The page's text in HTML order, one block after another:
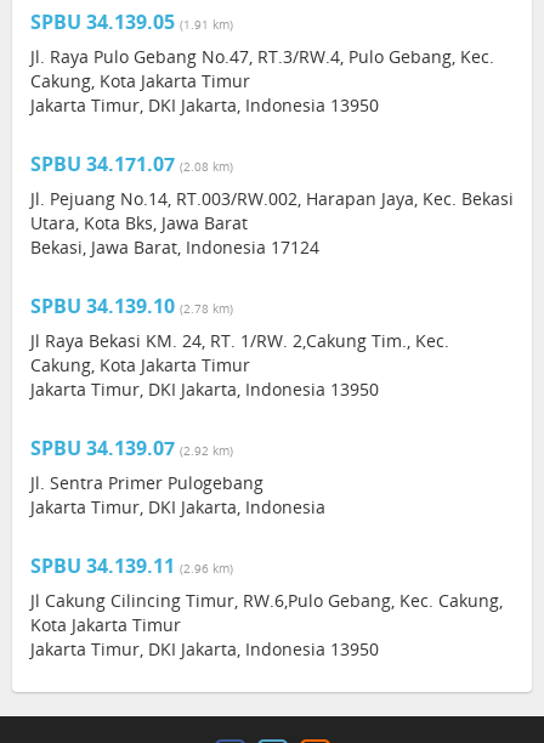
SPBU 34.139.05 (1.91 km)
Jl. Raya Pulo Gebang No.47, RT.3/RW.4, Pulo Gebang, Kec.
Cakung, Kota Jakarta Timur
Jakarta Timur, DKI Jakarta, Indonesia 13950
SPBU 34.171.07 (2.08 km)
Jl. Pejuang No.14, RT.003/RW.002, Harapan Jaya, Kec. Bekasi
Utara, Kota Bks, Jawa Barat
Bekasi, Jawa Barat, Indonesia 17124
SPBU 34.139.10 (2.78 km)
Jl Raya Bekasi KM. 24, RT. 1/RW. 2,Cakung Tim., Kec.
Cakung, Kota Jakarta Timur
Jakarta Timur, DKI Jakarta, Indonesia 13950
SPBU 34.139.07 (2.92 km)
Jl. Sentra Primer Pulogebang
Jakarta Timur, DKI Jakarta, Indonesia
SPBU 34.139.11 (2.96 km)
Jl Cakung Cilincing Timur, RW.6,Pulo Gebang, Kec. Cakung,
Kota Jakarta Timur
Jakarta Timur, DKI Jakarta, Indonesia 13950